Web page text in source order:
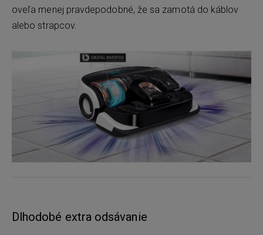
oveľa menej pravdepodobné, že sa zamotá do káblov
alebo strapcov.
Dlhodobé extra odsávanie